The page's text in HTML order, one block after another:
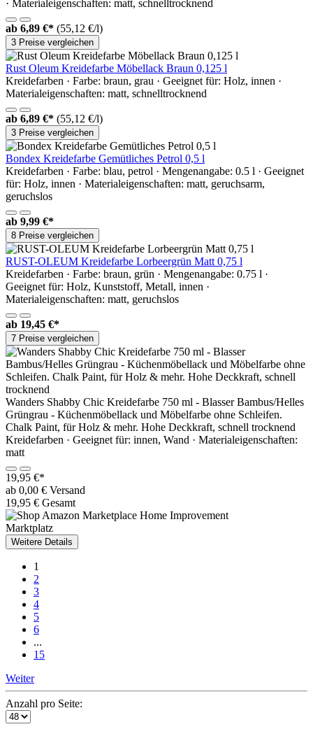
· Materialeigenschaften: matt, schnelltrocknend
ab 6,89 €* (55,12 €/l)
3 Preise vergleichen
Rust Oleum Kreidefarbe Möbellack Braun 0,125 l
Kreidefarben · Farbe: braun, grau · Geeignet für: Holz, innen ·
Materialeigenschaften: matt, schnelltrocknend
ab 6,89 €* (55,12 €/l)
3 Preise vergleichen
Bondex Kreidefarbe Gemütliches Petrol 0,5 l
Kreidefarben · Farbe: blau, petrol · Mengenangabe: 0.5 l · Geeignet
für: Holz, innen · Materialeigenschaften: matt, geruchsarm,
geruchslos
ab 9,99 €*
8 Preise vergleichen
RUST-OLEUM Kreidefarbe Lorbeergrün Matt 0,75 l
Kreidefarben · Farbe: braun, grün · Mengenangabe: 0.75 l ·
Geeignet für: Holz, Kunststoff, Metall, innen ·
Materialeigenschaften: matt, geruchslos
ab 19,45 €*
7 Preise vergleichen
Wanders Shabby Chic Kreidefarbe 750 ml - Blasser Bambus/Helles
Grüngrau - Küchenmöbellack und Möbelfarbe ohne Schleifen.
Chalk Paint, für Holz & mehr. Hohe Deckkraft, schnell trocknend
Kreidefarben · Geeignet für: innen, Wand · Materialeigenschaften:
matt
19,95 €*
ab 0,00 € Versand
19,95 € Gesamt
Marktplatz
Weitere Details
1
2
3
4
5
6
...
15
Weiter
Anzahl pro Seite: